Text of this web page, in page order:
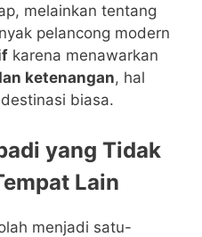
melainkan tentang
pelancong modern
karena menawarkan
ketenangan, hal
biasa.
yang Tidak
Lain
menjadi satu-